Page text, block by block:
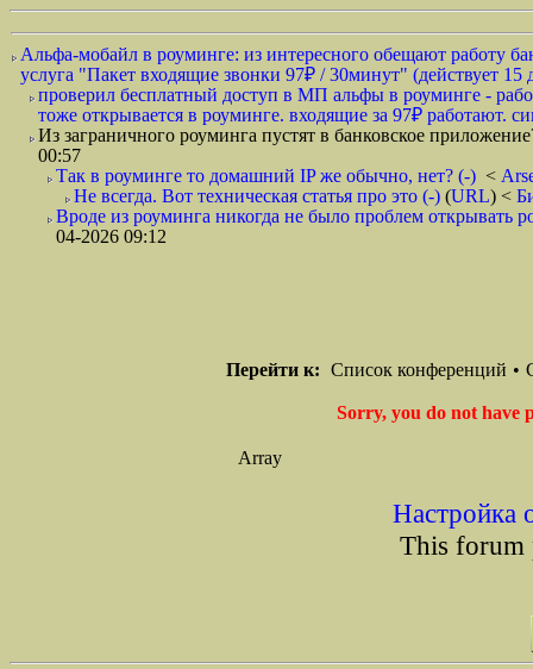
Альфа-мобайл в роуминге: из интересного обещают работу
услуга "Пакет входящие звонки 97₽ / 30минут" (действует 15
проверил бесплатный доступ в МП альфы в роуминге -
тоже открывается в роуминге. входящие за 97₽ работают.
Из заграничного роуминга пустят в банковское
00:57
Так в роуминге то домашний IP же обычно, нет? (-) <
Не всегда. Вот техническая статья про это (-) (URL) <
Вроде из роуминга никогда не было проблем открывать
04-2026 09:12
Перейти к: Список конференций •
Sorry, you do not have
Array
Настройка
This